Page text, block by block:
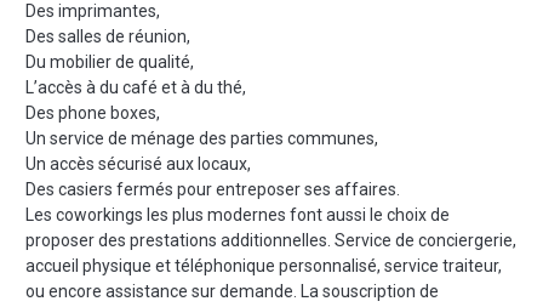
Des imprimantes,
Des salles de réunion,
Du mobilier de qualité,
L’accès à du café et à du thé,
Des phone boxes,
Un service de ménage des parties communes,
Un accès sécurisé aux locaux,
Des casiers fermés pour entreposer ses affaires.
Les coworkings les plus modernes font aussi le choix de
proposer des prestations additionnelles. Service de conciergerie,
accueil physique et téléphonique personnalisé, service traiteur,
ou encore assistance sur demande. La souscription de